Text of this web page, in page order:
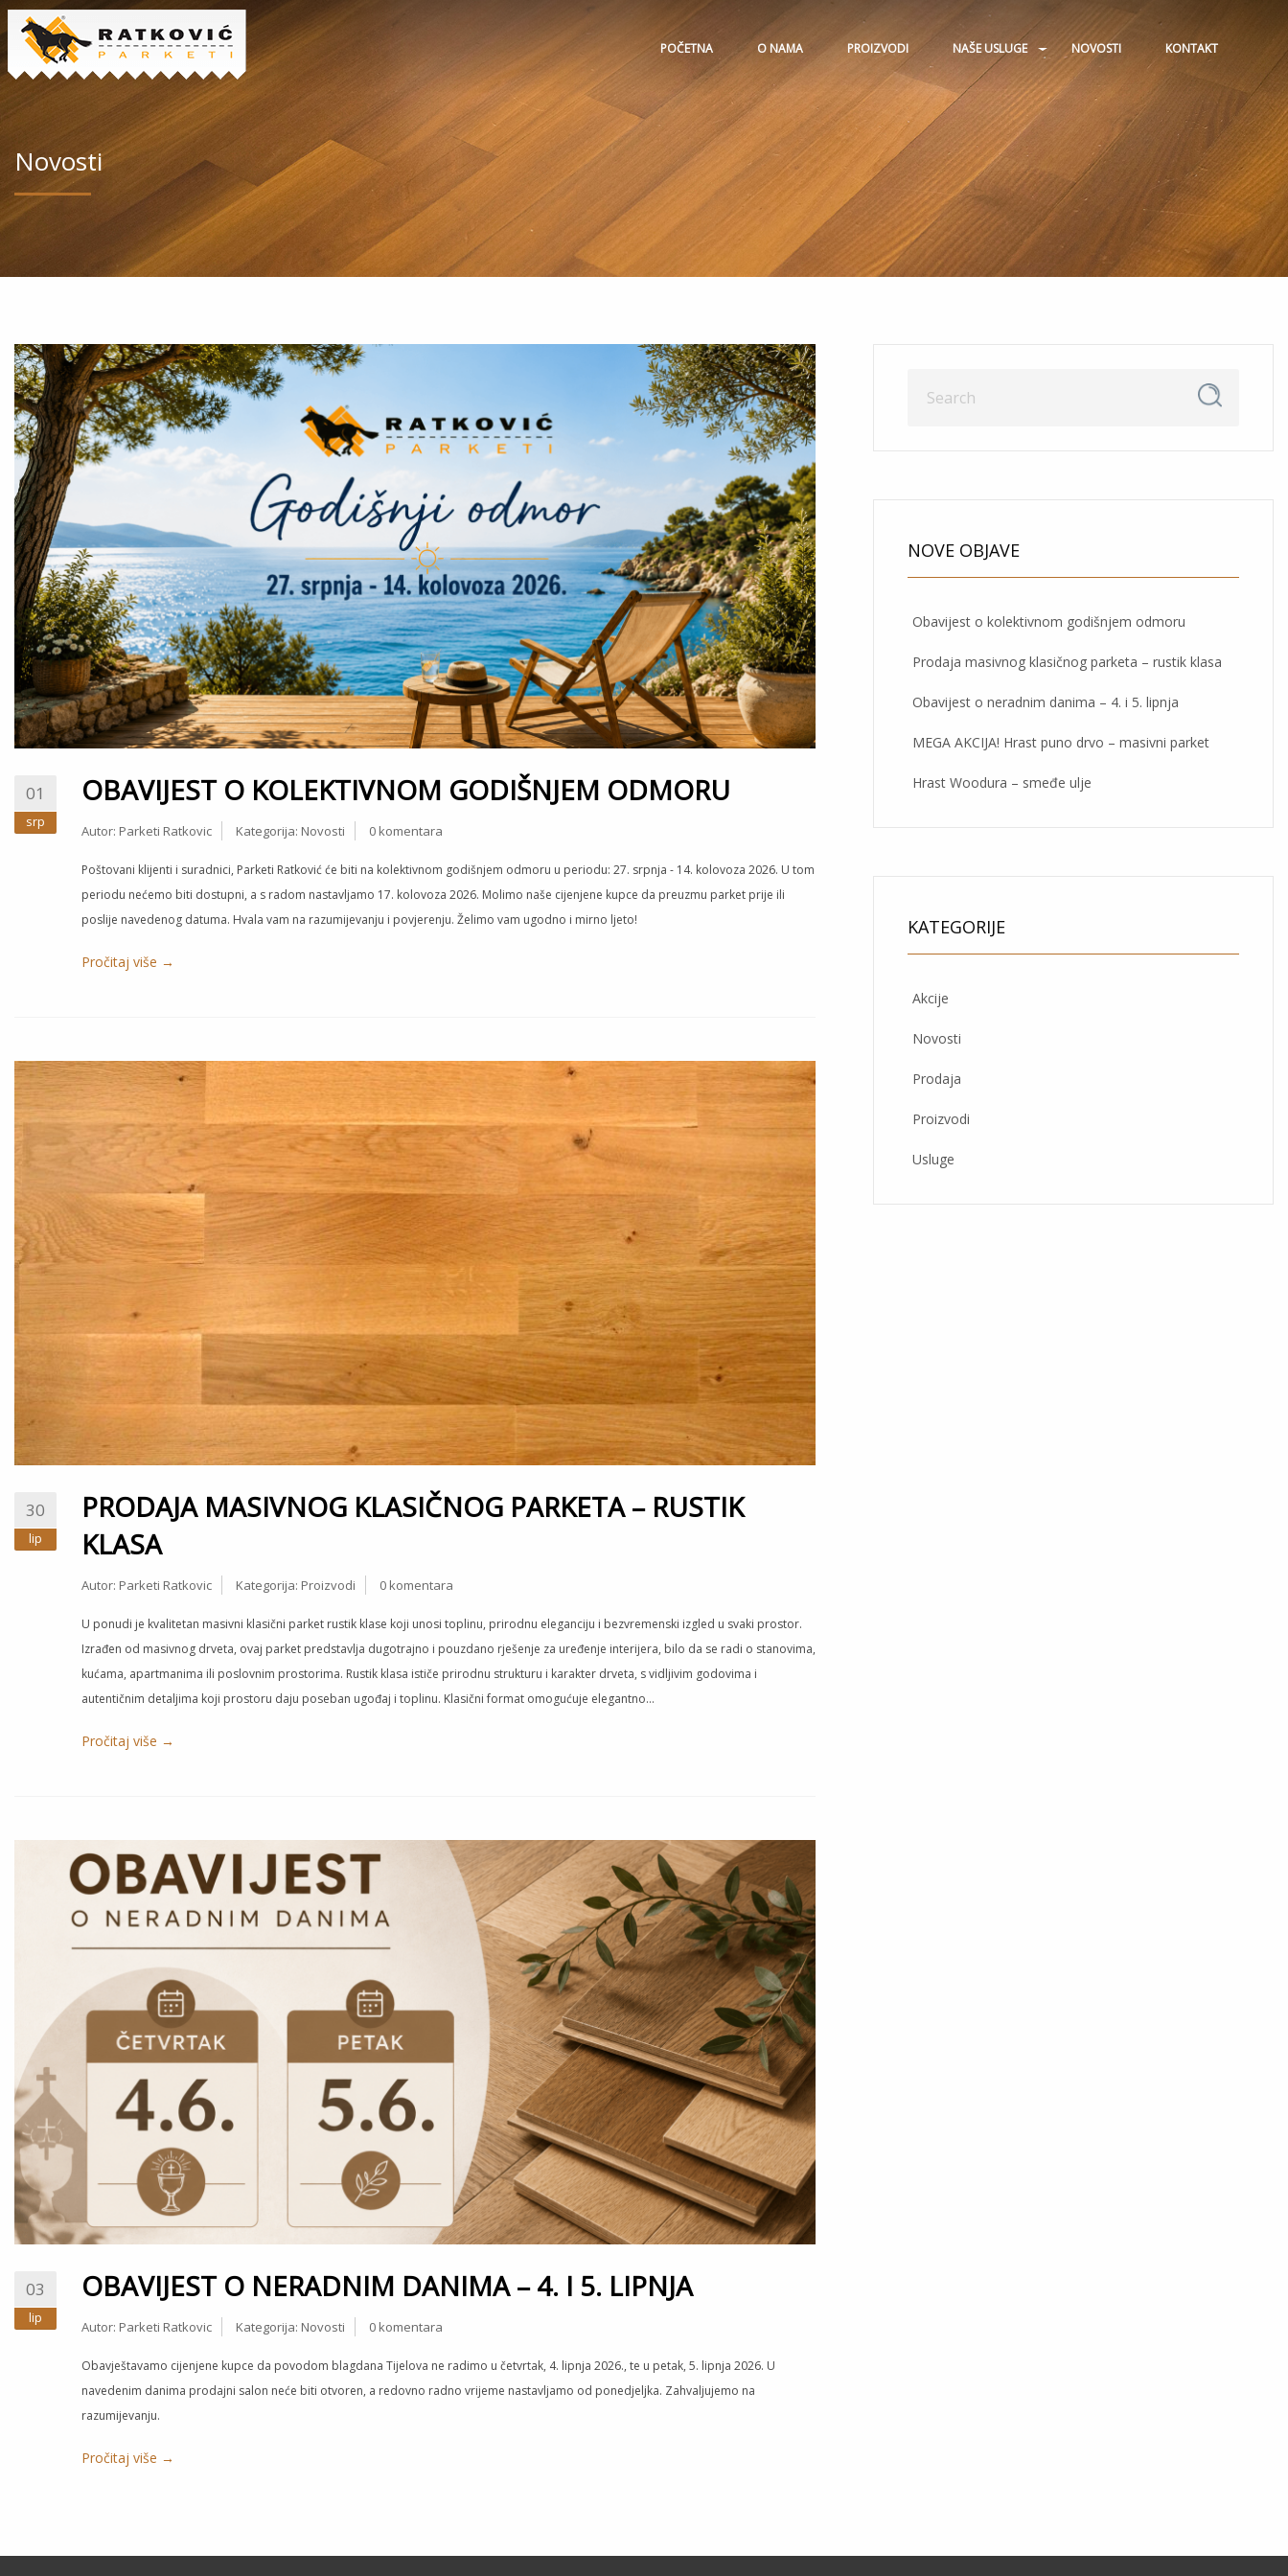
POČETNA O NAMA PROIZVODI NAŠE USLUGE NOVOSTI KONTAKT
Novosti
01
srp
OBAVIJEST O KOLEKTIVNOM GODIŠNJEM ODMORU
Autor: Parketi Ratkovic Kategorija: Novosti 0 komentara
Poštovani klijenti i suradnici, Parketi Ratković će biti na kolektivnom godišnjem odmoru u periodu: 27. srpnja - 14. kolovoza 2026. U tom
periodu nećemo biti dostupni, a s radom nastavljamo 17. kolovoza 2026. Molimo naše cijenjene kupce da preuzmu parket prije ili
poslije navedenog datuma. Hvala vam na razumijevanju i povjerenju. Želimo vam ugodno i mirno ljeto!
Pročitaj više →
30
lip
PRODAJA MASIVNOG KLASIČNOG PARKETA – RUSTIK
KLASA
Autor: Parketi Ratkovic Kategorija: Proizvodi 0 komentara
U ponudi je kvalitetan masivni klasični parket rustik klase koji unosi toplinu, prirodnu eleganciju i bezvremenski izgled u svaki prostor.
Izrađen od masivnog drveta, ovaj parket predstavlja dugotrajno i pouzdano rješenje za uređenje interijera, bilo da se radi o stanovima,
kućama, apartmanima ili poslovnim prostorima. Rustik klasa ističe prirodnu strukturu i karakter drveta, s vidljivim godovima i
autentičnim detaljima koji prostoru daju poseban ugođaj i toplinu. Klasični format omogućuje elegantno…
Pročitaj više →
03
lip
OBAVIJEST O NERADNIM DANIMA – 4. I 5. LIPNJA
Autor: Parketi Ratkovic Kategorija: Novosti 0 komentara
Obavještavamo cijenjene kupce da povodom blagdana Tijelova ne radimo u četvrtak, 4. lipnja 2026., te u petak, 5. lipnja 2026. U
navedenim danima prodajni salon neće biti otvoren, a redovno radno vrijeme nastavljamo od ponedjeljka. Zahvaljujemo na
razumijevanju.
Pročitaj više →
NOVE OBJAVE
Obavijest o kolektivnom godišnjem odmoru
Prodaja masivnog klasičnog parketa – rustik klasa
Obavijest o neradnim danima – 4. i 5. lipnja
MEGA AKCIJA! Hrast puno drvo – masivni parket
Hrast Woodura – smeđe ulje
KATEGORIJE
Akcije
Novosti
Prodaja
Proizvodi
Usluge